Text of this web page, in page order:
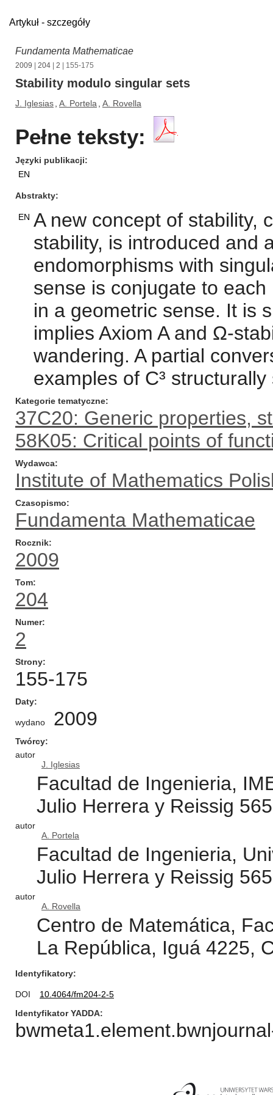
Artykuł - szczegóły
Fundamenta Mathematicae
2009 204 2 | 155-175
Stability modulo singular sets
J. Iglesias A. Portela A. Rovella
Pełne teksty:
Języki publikacji
EN
Abstrakty
EN A new concept of stability,
stability, is introduced and
endomorphisms with
sense is conjugate to
in a geometric sense. It is
implies Axiom A and Ω-
wandering. A partial
examples of C³
Kategorie tematyczne
37C20: Generic properties,
58K05: Critical points of
Wydawca
Institute of Mathematics
Czasopismo
Fundamenta Mathematicae
Rocznik
2009
Tom
204
Numer
2
Strony
155-175
Daty
wydano 2009
Twórcy
autor
J. Iglesias
Facultad de Ingenieria,
Julio Herrera y Reissig
autor
A. Portela
Facultad de Ingenieria,
Julio Herrera y Reissig
autor
A. Rovella
Centro de Matemática,
La República, Iguá 4225,
Identyfikatory
DOI
10.4064/fm204-2-5
Identyfikator YADDA